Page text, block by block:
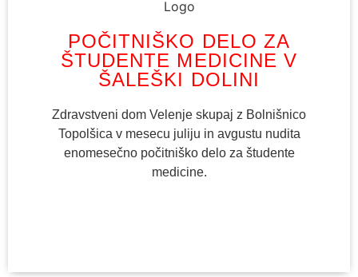
POČITNIŠKO DELO ZA
ŠTUDENTE MEDICINE V
ŠALEŠKI DOLINI
Zdravstveni dom Velenje skupaj z Bolnišnico
Topolšica v mesecu juliju in avgustu nudita
enomesečno počitniško delo za študente
medicine.